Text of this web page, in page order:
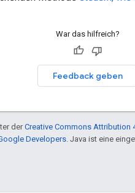
War das hilfreich?
Feedback geben
derCreative Commons Attribution
Developers . Java ist eine